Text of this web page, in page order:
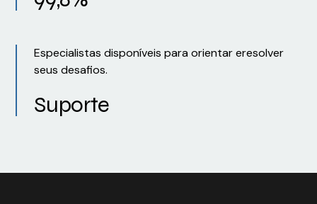
Especialistas disponíveis para orientar eresolver
seus desafios.
Suporte